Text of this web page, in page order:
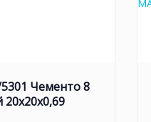
Чементо 8